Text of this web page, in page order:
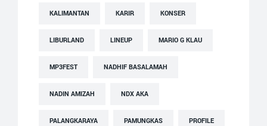
KALIMANTAN KARIR KONSER
LIBURLAND LINEUP MARIO G KLAU
MP3FEST NADHIF BASALAMAH
NADIN AMIZAH NDX AKA
PALANGKARAYA PAMUNGKAS PROFILE